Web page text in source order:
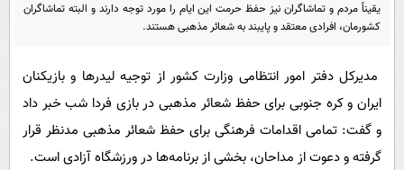
اخبار کریپتو
سرگرمی
مجله تصویری سلاح
فیلم
ورزش
سیاست
خواندنی ها و دیدنی ها
داستان کوتاه
آموزش زبان
یقیناً مردم و تماشاگران نیز حفظ حرمت این ایام را مورد توجه دارند و البته تماشاگران
کشورمان، افرادی معتقد و پایبند به شعائر مذهبی هستند.
مدیرکل دفتر امور انتظامی وزارت کشور از توجیه لیدرها و بازیکنان
ایران و کره جنوبی برای حفظ شعائر مذهبی در بازی فردا شب خبر داد
و گفت: تمامی اقدامات فرهنگی برای حفظ شعائر مذهبی مدنظر قرار
گرفته و دعوت از مداحان، بخشی از برنامه‌ها در ورزشگاه آزادی است.